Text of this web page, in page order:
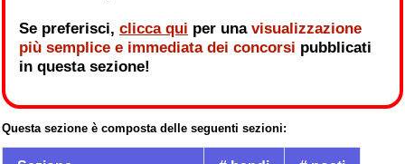
Se preferisci, clicca qui per una visualizzazione
più semplice e immediata dei concorsi pubblicati
in questa sezione!
Questa sezione è composta delle seguenti sezioni: